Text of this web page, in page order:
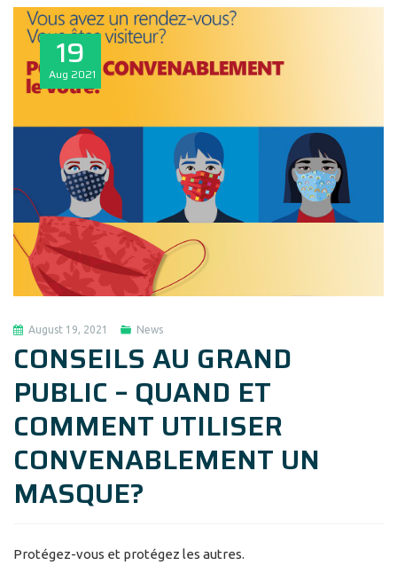
19
Aug 2021
August 19, 2021 News
CONSEILS AU GRAND
PUBLIC – QUAND ET
COMMENT UTILISER
CONVENABLEMENT UN
MASQUE?
Protégez-vous et protégez les autres.